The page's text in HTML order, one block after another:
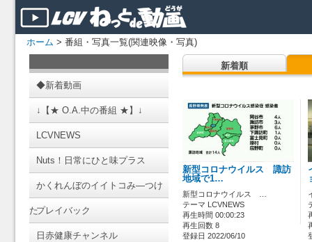
ホーム > 番組・写真一覧(関連映像・写真)
◆新着動画
↓【★ O.A.中の番組 ★】↓
LCVNEWS
Nuts！日常にひと味プラス
かくれんぼのイイトコみ―つけ
たプレイバック
日赤健康チャンネル
新着順
新型コロナウイルス 諏訪
地域で1…
新型コロナウイルス …
テーマ LCVNEWS
再生時間 00:00:23
再生回数 8
登録日 2022/06/10